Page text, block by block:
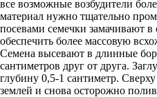
все возможные возбудители
материал нужно тщательно
посевами семечки замачивают в
обеспечить более массовую
Семена высевают в длинные
сантиметров друг от друга.
глубину 0,5-1 сантиметр.
землей и снова осторожно